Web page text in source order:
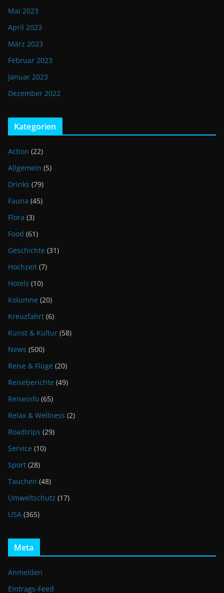
Mai 2023
April 2023
März 2023
Februar 2023
Januar 2023
Dezember 2022
Kategorien
Action (22)
Allgemein (5)
Drinks (79)
Fauna (45)
Flora (3)
Food (61)
Geschichte (31)
Hochzeit (7)
Hotels (10)
Kolumne (20)
Kreuzfahrt (6)
Kunst & Kultur (58)
News (500)
Reise & Flüge (20)
Reiseberichte (49)
Reiseinfo (65)
Relax & Wellness (2)
Roadtrips (29)
Service (10)
Sport (28)
Tauchen (48)
Umweltschutz (17)
USA (365)
Meta
Anmelden
Eintrags-Feed